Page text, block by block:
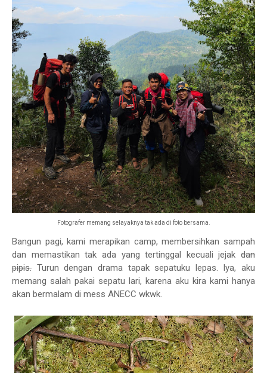
Fotografer memang selayaknya tak ada di foto bersama.
Bangun pagi, kami merapikan camp, membersihkan sampah
dan memastikan tak ada yang tertinggal kecuali jejak dan
pipis. Turun dengan drama tapak sepatuku lepas. Iya, aku
memang salah pakai sepatu lari, karena aku kira kami hanya
akan bermalam di mess ANECC wkwk.